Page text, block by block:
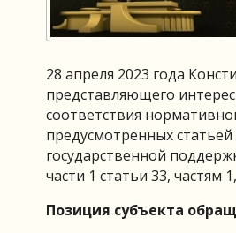
28 апреля 2023 года
представляющего
соответствия
предусмотренных
государственной
части 1 статьи 33, частям
Позиция субъекта